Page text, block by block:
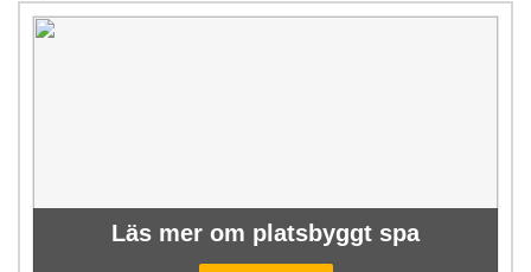
Läs mer om platsbyggt spa